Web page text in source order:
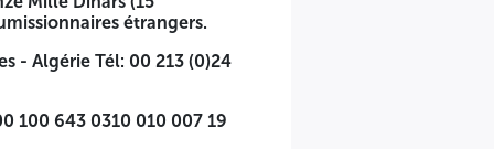
étrangers.
- Algérie Tél: 00 213 (0)24
100 643 0310 010 007 19